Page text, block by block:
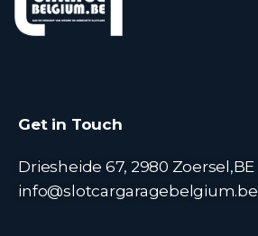
Get in Touch
Driesheide 67, 2980 Zoersel,BE
info@slotcargaragebelgium.be